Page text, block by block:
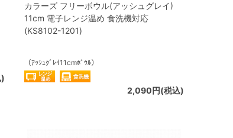
カラーズ フリーボウル(アッシュグレイ)
11cm 電子レンジ温め 食洗機対応
(KS8102-1201)
（ｱｯｼｭｸﾞﾚｲ11cmﾎﾞｳﾙ）
2,090円(税込)